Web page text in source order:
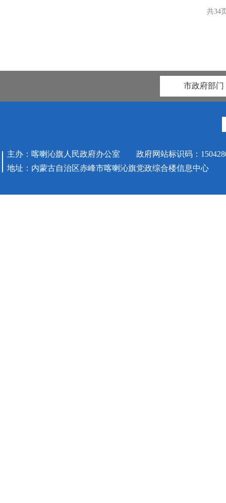
共34
市政府部门
主办：喀喇沁旗人民政府办公室 政府网站标识码：
地址：内蒙古自治区赤峰市喀喇沁旗党政综合楼信息中心